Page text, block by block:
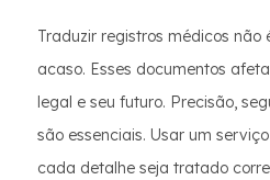
Traduzir registros médicos
acaso. Esses documentos
legal e seu futuro. Precisão,
são essenciais. Usar um
cada detalhe seja tratado